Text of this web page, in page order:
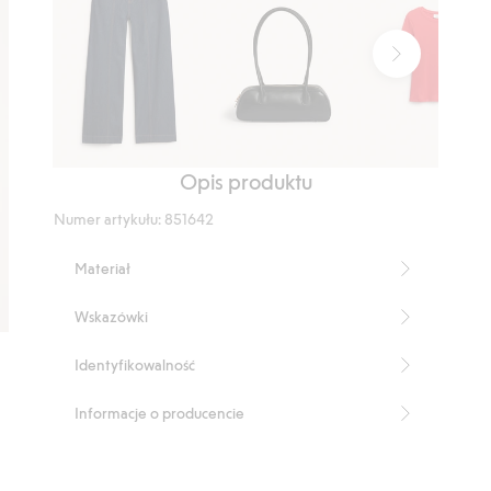
waist
Torebka
Opis produktu
Numer artykułu: 851642
Materiał
Wskazówki
Identyfikowalność
Informacje o producencie